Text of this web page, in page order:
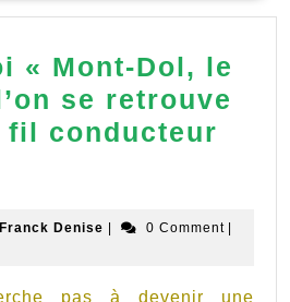
à
Dol
sous
le
« Mont-Dol, le
se retrouve
fil conducteur
«
Dol,
Franck Denise Franck0 Comment
pas à devenir une